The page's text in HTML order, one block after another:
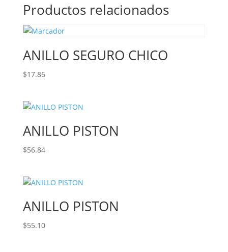
Productos relacionados
ANILLO SEGURO CHICO
$17.86
ANILLO PISTON
$56.84
ANILLO PISTON
$55.10